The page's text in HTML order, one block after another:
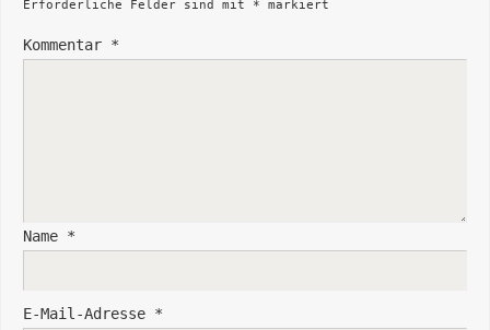
Erforderliche Felder sind mit * markiert
Kommentar *
Name *
E-Mail-Adresse *